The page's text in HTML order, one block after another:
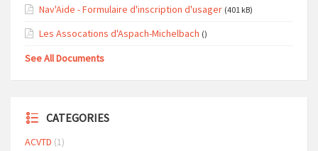
Nav'Aide - Formulaire d'inscription d'usager (401 kB)
Les Assocations d'Aspach-Michelbach ()
See All Documents
CATEGORIES
ACVTD (1)